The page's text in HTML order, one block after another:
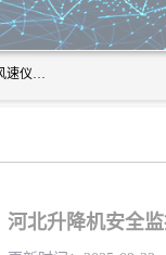
上海融瑞环保科技有限公司是吊钩可视化、塔吊黑匣子、扬尘监测系统、塔吊监控系统、扬尘环境监测、塔吊风速仪、楼层呼叫器、主令控制器、人脸识别、风速仪等一系列环保设备的研发生产销售为一体的专业化公司。
河北升降机安全